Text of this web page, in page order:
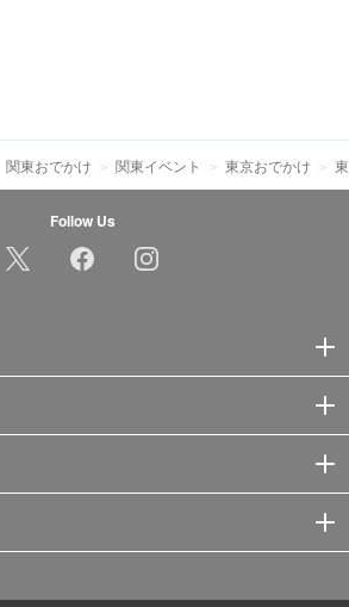
関東おでかけ 関東イベント 東京おでかけ
Follow Us